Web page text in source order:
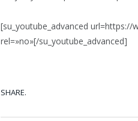
[su_youtube_advanced url=https://
rel=»no»[/su_youtube_advanced]
SHARE.